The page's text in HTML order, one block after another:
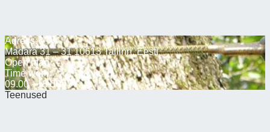
Adress:
Madara 31 – 31 10613 Tallinn, Eesti
Open map
Time work:
09.00 - 18.00
Teenused